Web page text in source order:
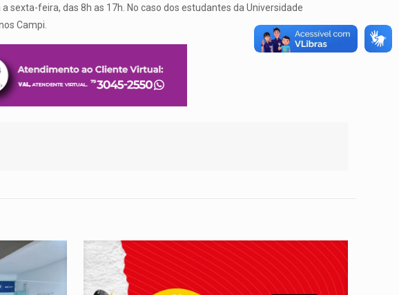
sexta-feira, das 8h as 17h. No caso dos estudantes da Universidade
Campi.